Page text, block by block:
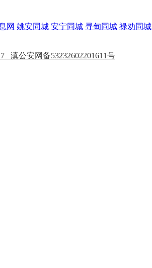
网 姚安同城 安宁同城 寻甸同城 禄劝同城
滇公安网备53232602201611号